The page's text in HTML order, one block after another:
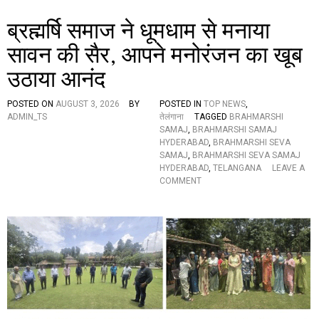
O
E
మ
ధ్య
రై
ల్వే
ब्रह्मर्षि समाज ने धूमधाम से मनाया
सावन की सैर, आपने मनोरंजन का खूब
उठाया आनंद
POSTED ON AUGUST 3, 2026
BY
ADMIN_TS
POSTED IN TOP NEWS,
तेलंगाना
TAGGED BRAHMARSHI
SAMAJ, BRAHMARSHI SAMAJ
HYDERABAD, BRAHMARSHI SEVA
SAMAJ, BRAHMARSHI SEVA SAMAJ
HYDERABAD, TELANGANA
LEAVE A
COMMENTO
ह्म
र्षि
स
मा
ज
ने
धू
म